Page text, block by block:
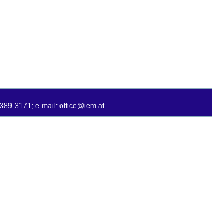
3171; e-mail: office@iem.at